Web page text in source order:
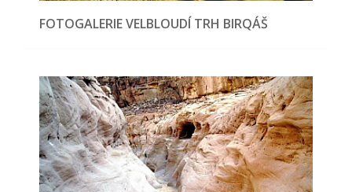
FOTOGALERIE VELBLOUDÍ TRH BIRQÁŠ